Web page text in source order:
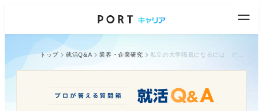
トップ 就活Q&A 業界・企業研究